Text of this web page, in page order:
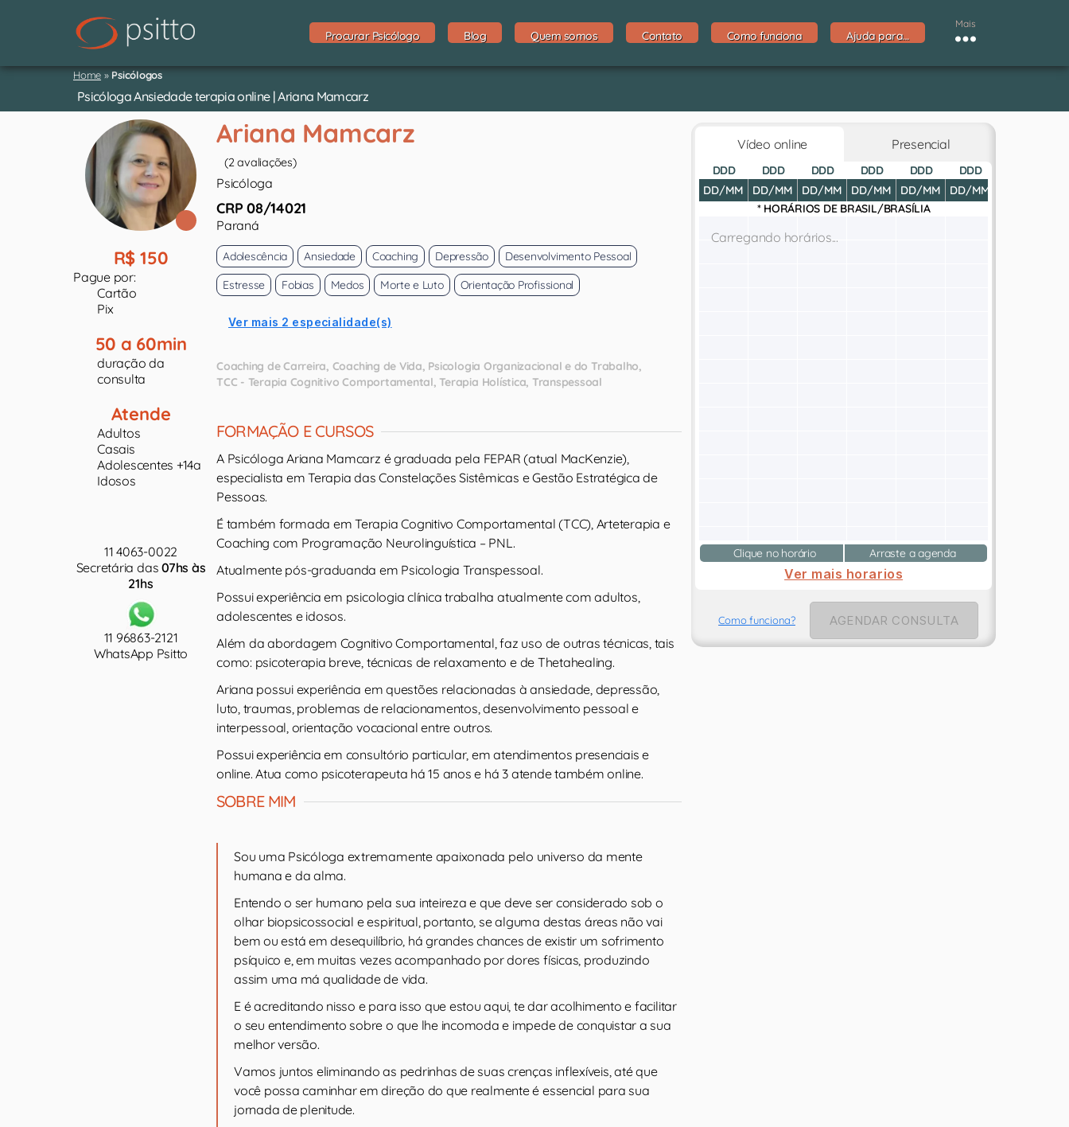
Procurar Psicólogo Blog Quem somos Contato Como funciona Ajuda para…
Mais
Home » Psicólogos
Psicóloga Ansiedade terapia online | Ariana Mamcarz
R$ 150
Pague por:
Cartão
Pix
50 a 60min
duração da
consulta
Atende
Adultos
Casais
Adolescentes +14a
Idosos
11 4063-0022
Secretária das07hs às
21hs
11 96863-2121
WhatsApp Psitto
Ariana Mamcarz
(2 avaliações)
Psicóloga
CRP 08/14021
Paraná
Adolescência Ansiedade Coaching Depressão
Desenvolvimento Pessoal
Estresse
Fobias Medos Morte e Luto Orientação Profissional
Ver mais 2 especialidade(s)
Coaching de Carreira Coaching de Vida Psicologia Organizacional e do Trabalho
TCC - Terapia Cognitivo Comportamental Terapia Holística Transpessoal
FORMAÇÃO E CURSOS
A Psicóloga Ariana Mamcarz é graduada pela FEPAR (atual MacKenzie),
especialista em Terapia das Constelações Sistêmicas e Gestão Estratégica de
Pessoas.
É também formada em Terapia Cognitivo Comportamental (TCC), Arteterapia e
Coaching com Programação Neurolinguística – PNL.
Atualmente pós-graduanda em Psicologia Transpessoal.
Possui experiência em psicologia clínica trabalha atualmente com adultos,
adolescentes e idosos.
Além da abordagem Cognitivo Comportamental, faz uso de outras técnicas, tais
como: psicoterapia breve, técnicas de relaxamento e de Thetahealing.
Ariana possui experiência em questões relacionadas à ansiedade, depressão,
luto, traumas, problemas de relacionamentos, desenvolvimento pessoal e
interpessoal, orientação vocacional entre outros.
Possui experiência em consultório particular, em atendimentos presenciais e
online. Atua como psicoterapeuta há 15 anos e há 3 atende também online.
SOBRE MIM
Sou uma Psicóloga extremamente apaixonada pelo universo da mente
humana e da alma.
Entendo o ser humano pela sua inteireza e que deve ser considerado sob o
olhar biopsicossocial e espiritual, portanto, se alguma destas áreas não vai
bem ou está em desequilíbrio, há grandes chances de existir um sofrimento
psíquico e, em muitas vezes acompanhado por dores físicas, produzindo
assim uma má qualidade de vida.
E é acreditando nisso e para isso que estou aqui, te dar acolhimento e facilitar
o seu entendimento sobre o que lhe incomoda e impede de conquistar a sua
melhor versão.
Vamos juntos eliminando as pedrinhas de suas crenças inflexíveis, até que
você possa caminhar em direção do que realmente é essencial para sua
jornada de plenitude.
Vídeo online Presencial
DDD
DD/MM
DDD
DD/MM
DDD
DD/MM
DDD
DD/MM
DDD
DD/MM
DDD
DD/MM
* HORÁRIOS DE BRASIL/BRASÍLIA
Carregando horários...
Clique no horário Arraste a agenda
Ver mais horarios
Como funciona? AGENDAR CONSULTA